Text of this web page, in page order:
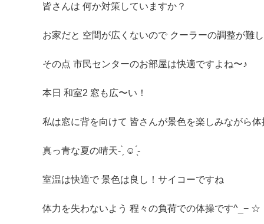
皆さんは 何か対策していますか？
お家だと 空間が広くないので クーラーの調整が難
その点 市民センターのお部屋は快適ですよね〜♪
本日 和室2 窓も広〜い！
私は窓に背を向けて 皆さんが景色を楽しみながら
真っ青な夏の晴天- ̗̀ ☺︎ ̖́-
室温は快適で 景色は良し！サイコーですね
体力を失わないよう 程々の負荷での体操です^_− ‪☆